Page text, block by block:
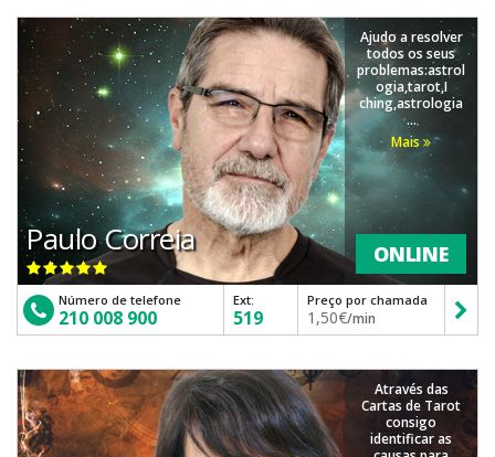
ONLINE
Paulo Correia
Ajudo a resolver
todos os seus
problemas:astrol
ogia,tarot,I
ching,astrologia
...
Mais
Número de telefone
210 008 900
Ext:
519
Preço por chamada
1,50€/min
Através das
Cartas de Tarot
consigo
identificar as